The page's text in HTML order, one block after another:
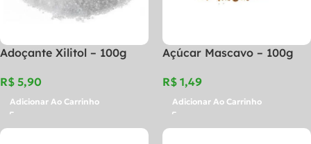
Adoçante Xilitol – 100g
R$
Adicionar Ao Carrinho
Açúcar Mascavo – 100g
R$
Adicionar Ao Carrinho